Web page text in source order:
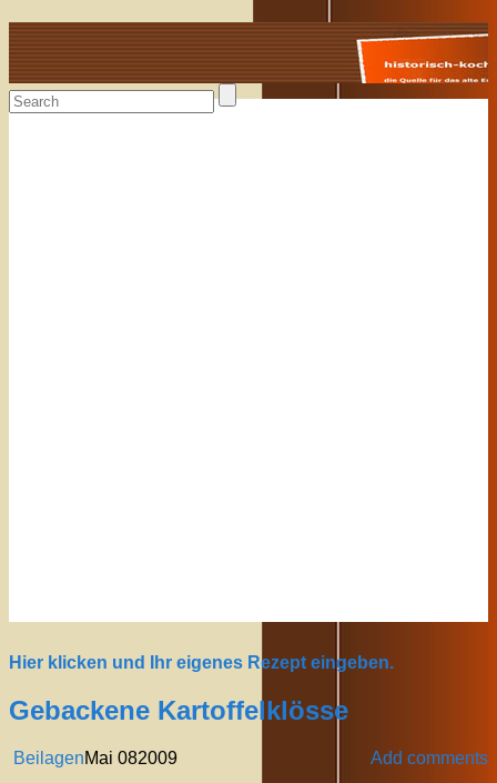
Alte Rezepte online
Hier klicken und Ihr eigenes Rezept eingeben.
Gebackene Kartoffelklösse
Beilagen Add comments
Mai 082009